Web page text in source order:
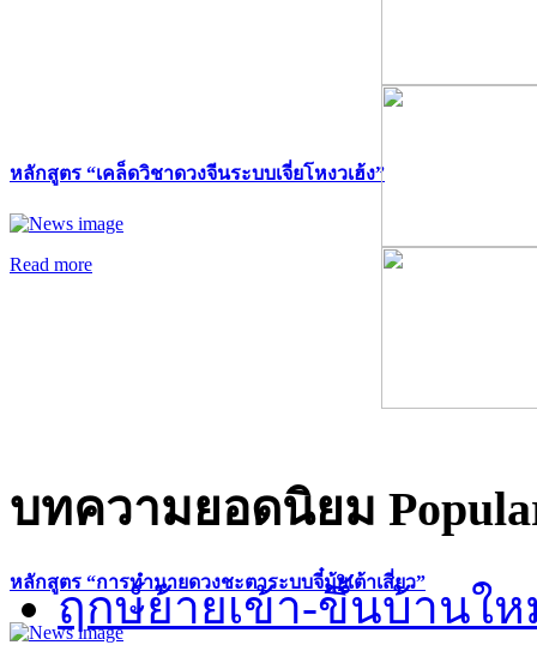
หลักสูตร “เคล็ดวิชาดวงจีนระบบเจี่ยโหงวเฮ้ง”
Read more
หลักสูตร “การทำนายดวงชะตาระบบจี๋มุ้ยเต้าเสี่ยว”
บทความยอดนิยม
ฤกษ์ย้ายเข้า-ขึ้นบ้านให